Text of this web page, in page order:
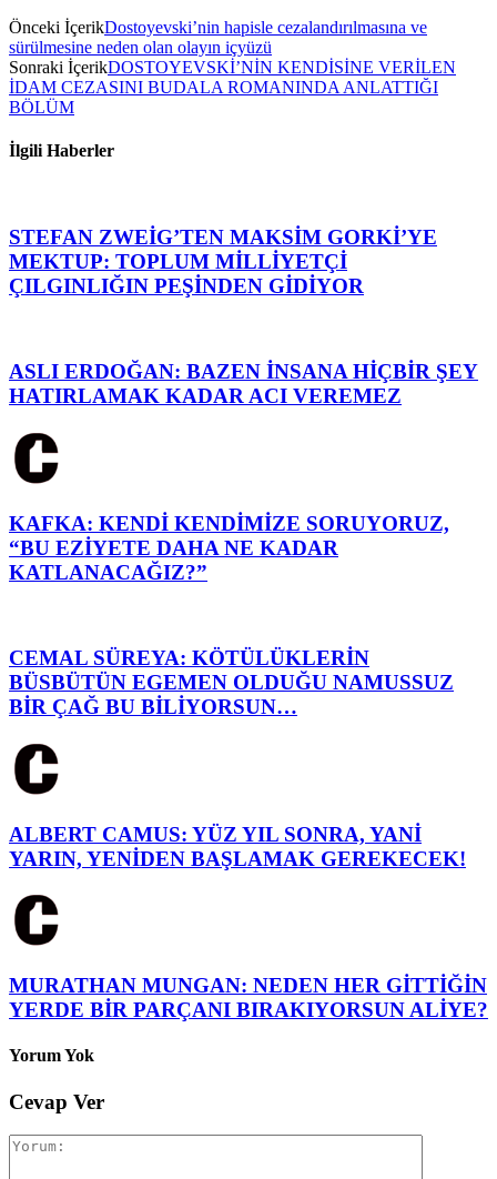
Önceki İçerikDostoyevski’nin hapisle cezalandırılmasına ve
sürülmesine neden olan olayın içyüzü
Sonraki İçerikDOSTOYEVSKİ’NİN KENDİSİNE VERİLEN
İDAM CEZASINI BUDALA ROMANINDA ANLATTIĞI
BÖLÜM
İlgili Haberler
STEFAN ZWEİG’TEN MAKSİM GORKİ’YE
MEKTUP: TOPLUM MİLLİYETÇİ
ÇILGINLIĞIN PEŞİNDEN GİDİYOR
ASLI ERDOĞAN: BAZEN İNSANA HİÇBİR ŞEY
HATIRLAMAK KADAR ACI VEREMEZ
KAFKA: KENDİ KENDİMİZE SORUYORUZ,
“BU EZİYETE DAHA NE KADAR
KATLANACAĞIZ?”
CEMAL SÜREYA: KÖTÜLÜKLERİN
BÜSBÜTÜN EGEMEN OLDUĞU NAMUSSUZ
BİR ÇAĞ BU BİLİYORSUN…
ALBERT CAMUS: YÜZ YIL SONRA, YANİ
YARIN, YENİDEN BAŞLAMAK GEREKECEK!
MURATHAN MUNGAN: NEDEN HER GİTTİĞİN
YERDE BİR PARÇANI BIRAKIYORSUN ALİYE?
Yorum Yok
Cevap Ver